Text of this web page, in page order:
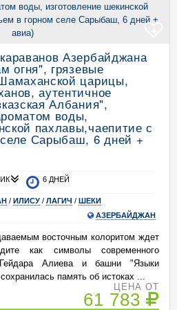
Азербайджана
огня", грязевые
царицы,
аутентичное
Албания",
воды,
пахлавы,чаепитие с
Сарыбаш, 6 дней +
6 ДНЕЙ
/ ИЛИСУ / ЛАГИЧ / ШЕКИ
АЗЕРБАЙДЖАН
восточным колоритом ждет
как символы современного
Алиева и башни "Языки
память об истоках ...
ЦЕНА ОТ
61 783